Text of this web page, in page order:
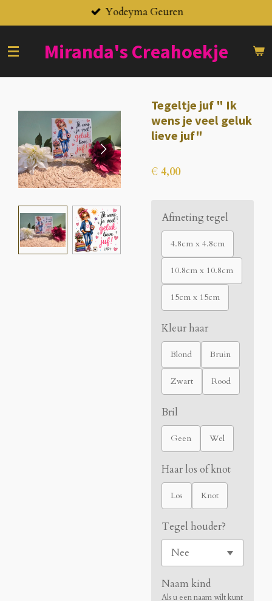
direct
naar
de
Yodeyma Geuren
Miranda's Creahoekje
Tegeltje juf " Ik
wens je veel geluk
lieve juf"
€ 4,00
Afmeting tegel
4.8cm x 4.8cm
10.8cm x 10.8cm
15cm x 15cm
Kleur haar
Blond Bruin
Zwart Rood
Bril
Geen Wel
Haar los of knot
Los Knot
Tegel houder?
Naam kind
Als u een naam wilt kunt